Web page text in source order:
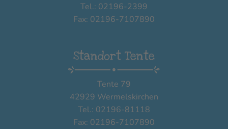
Tel.: 02196-2399
Fax: 02196-7107890
Standort Tente
Tente 79
42929 Wermelskirchen
Tel.: 02196-81118
Fax: 02196-7107890